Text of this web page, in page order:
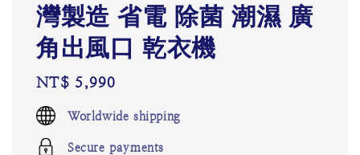
灣製造 省電 除菌 潮濕 廣
角出風口 乾衣機
Regular
price
NT$ 5,990
Worldwide shipping
Secure payments